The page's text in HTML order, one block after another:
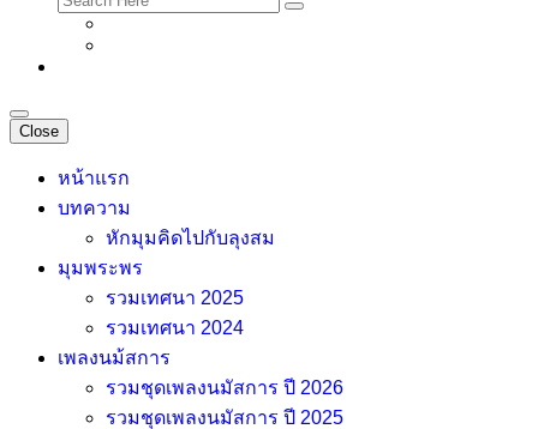
Close
หน้าแรก
บทความ
หักมุมคิดไปกับลุงสม
มุมพระพร
รวมเทศนา 2025
รวมเทศนา 2024
เพลงนม้สการ
รวมชุดเพลงนมัสการ ปี 2026
รวมชุดเพลงนมัสการ ปี 2025